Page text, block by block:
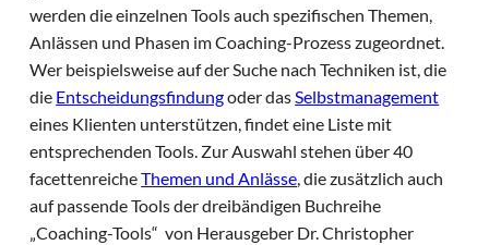
werden die einzelnen Tools auch spezifischen Themen,
Anlässen und Phasen im Coaching-Prozess zugeordnet.
Wer beispielsweise auf der Suche nach Techniken ist, die
die Entscheidungsfindungoder dasSelbstmanagement
eines Klienten unterstützen, findet eine Liste mit
entsprechenden Tools. Zur Auswahl stehen über 40
facettenreicheThemen und Anlässe, die zusätzlich auch
auf passende Tools der dreibändigen Buchreihe
„Coaching-Tools“ von Herausgeber Dr. Christopher